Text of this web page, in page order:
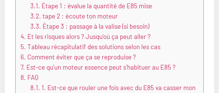
3.1. Étape 1 : évalue la quantité de E85 mise
3.2. tape 2 : écoute ton moteur
3.3. Étape 3 : passage à la valise (si besoin)
4. Et les risques alors ? Jusqu’où ça peut aller ?
5. Tableau récapitulatif des solutions selon les cas
6. Comment éviter que ça se reproduise ?
7. Est-ce qu’un moteur essence peut s’habituer au E85 ?
8. FAQ
8.1. 1. Est-ce que rouler une fois avec du E85 va casser mon